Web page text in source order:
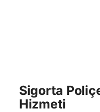
Sigorta
Hizmeti